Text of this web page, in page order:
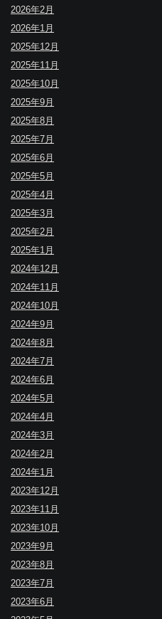
2026年2月
2026年1月
2025年12月
2025年11月
2025年10月
2025年9月
2025年8月
2025年7月
2025年6月
2025年5月
2025年4月
2025年3月
2025年2月
2025年1月
2024年12月
2024年11月
2024年10月
2024年9月
2024年8月
2024年7月
2024年6月
2024年5月
2024年4月
2024年3月
2024年2月
2024年1月
2023年12月
2023年11月
2023年10月
2023年9月
2023年8月
2023年7月
2023年6月